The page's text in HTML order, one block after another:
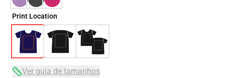
Print Location
Ver guia de tamanhos